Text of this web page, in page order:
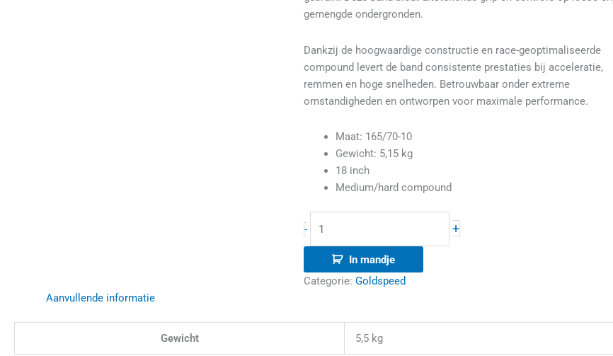
gemengde ondergronden.
Dankzij de hoogwaardige constructie en race-geoptimaliseerde
compound levert de band consistente prestaties bij acceleratie,
remmen en hoge snelheden. Betrouwbaar onder extreme
omstandigheden en ontworpen voor maximale performance.
Maat: 165/70-10
Gewicht: 5,15 kg
18 inch
Medium/hard compound
- +
In mandje
Categorie: Goldspeed
Aanvullende informatie
Gewicht 5,5 kg